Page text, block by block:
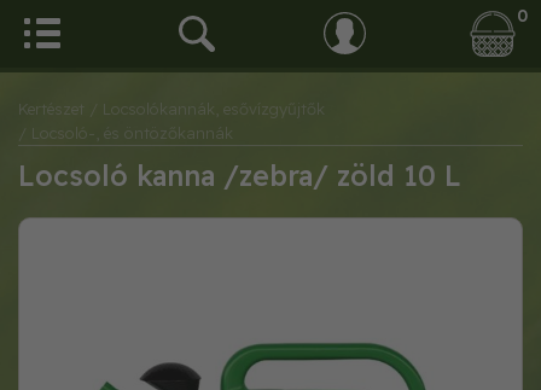
0
Kertészet
/ Locsolókannák, esővízgyűjtők
/ Locsoló-, és öntözőkannák
Locsoló kanna /zebra/ zöld 10 L